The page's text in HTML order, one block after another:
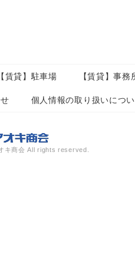
【賃貸】駐車場 【賃貸】事務
個人情報の取り扱いにつ
キ商会 All rights reserved.